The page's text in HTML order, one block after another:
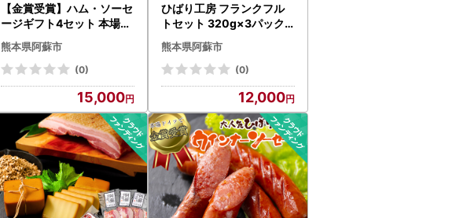
【金賞受賞】ハム・ソーセ
ージギフト4セット 本場ド
イツ食肉コンテスト金賞
ベーコン ウインナーソー
セージ プレスハム ポーク
ソーセージ ひばり工房 お
つまみ 豚肉 ふるさと納税
惣菜 小分け 手造り お取り
寄せ 豪華 贅沢 贈答品 朝食
熊本県 阿蘇市
熊本県阿蘇市
(0)
15,000
ひばり工房 フランクフル
トセット 320g×3パック
フランクフルトソーセージ
冷蔵 冷凍保存可能 ひばり
工房 おつまみ ふるさと納
税 惣菜 朝食 燻製 おかず 小
分け 手造り お取り寄せ 豪
華 贅沢 SUFFA 金賞 贈答品
朝食 熊本県 阿蘇市
熊本県阿蘇市
(0)
12,000